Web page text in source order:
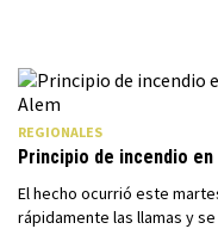
REGIONALES
Principio de incendio
El hecho ocurrió este
rápidamente las llamas y